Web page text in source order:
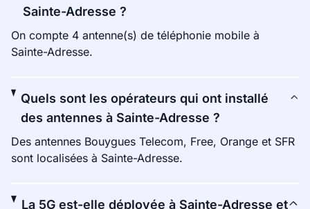
Sainte-Adresse ?
On compte 4 antenne(s) de téléphonie mobile à
Sainte-Adresse.
Quels sont les opérateurs qui ont installé
des antennes à Sainte-Adresse ?
Des antennes Bouygues Telecom, Free, Orange et SFR
sont localisées à Sainte-Adresse.
La 5G est-elle déployée à Sainte-Adresse et